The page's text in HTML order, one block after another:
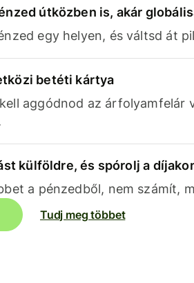
útközben is, akár
egy helyen, és váltsd át
betéti kártya
aggódnod az árfolyamfelár
külföldre, és spórolj a
a pénzedből, nem számít,
Tudj meg többet